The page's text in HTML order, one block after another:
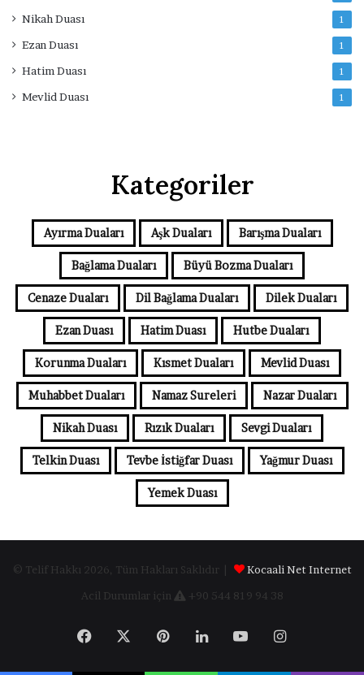
Nikah Duası 1
Ezan Duası 1
Hatim Duası 1
Mevlid Duası 1
Kategoriler
Ayırma Duaları Aşk Duaları Barışma Duaları
Bağlama Duaları Büyü Bozma Duaları
Cenaze Duaları Dil Bağlama Duaları Dilek Duaları
Ezan Duası Hatim Duası Hutbe Duaları
Korunma Duaları Kısmet Duaları Mevlid Duası
Muhabbet Duaları Namaz Sureleri Nazar Duaları
Nikah Duası Rızık Duaları Sevgi Duaları
Telkin Duası Tevbe İstiğfar Duası Yağmur Duası
Yemek Duası
© Telif Hakkı 2026, Tüm Hakları Saklıdır |
Kocaali Net Internet
Acil Durumlar için
+90 544 819 94 38
Facebook PinterestLinkedInYouTubeInstagram